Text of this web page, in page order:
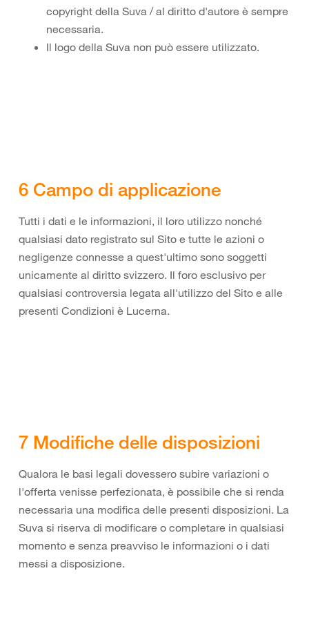
copyright della Suva / al diritto d'autore è sempre
necessaria.
Il logo della Suva non può essere utilizzato.
6 Campo di applicazione
Tutti i dati e le informazioni, il loro utilizzo nonché
qualsiasi dato registrato sul Sito e tutte le azioni o
negligenze connesse a quest'ultimo sono soggetti
unicamente al diritto svizzero. Il foro esclusivo per
qualsiasi controversia legata all'utilizzo del Sito e alle
presenti Condizioni è Lucerna.
7 Modifiche delle disposizioni
Qualora le basi legali dovessero subire variazioni o
l'offerta venisse perfezionata, è possibile che si renda
necessaria una modifica delle presenti disposizioni. La
Suva si riserva di modificare o completare in qualsiasi
momento e senza preavviso le informazioni o i dati
messi a disposizione.